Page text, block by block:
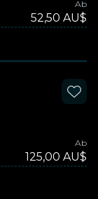
Ab
52,50 AU$
Ab
125,00 AU$